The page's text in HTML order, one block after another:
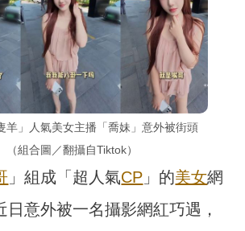
羊」人氣美女主播「喬妹」意外被街頭
（組合圖／翻攝自Tiktok）
」組成「超人氣CP 」的美女網
日意外被一名攝影網紅巧遇，